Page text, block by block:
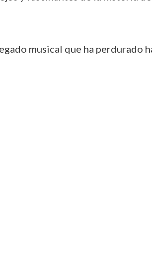
musical que ha perdurado